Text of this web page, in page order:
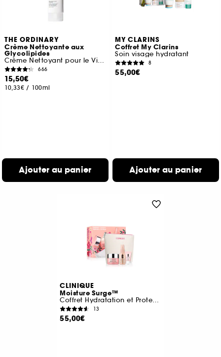
THE ORDINARY
Crème Nettoyante aux
Glycolipides
Crème Nettoyant pour le Visage
666
15,50€
10,33€ / 100ml
Ajouter au panier
MY CLARINS
Coffret My Clarins
Soin visage hydratant
8
55,00€
Ajouter au panier
CLINIQUE
Moisture Surge™
Coffret Hydratation et Protection
13
55,00€